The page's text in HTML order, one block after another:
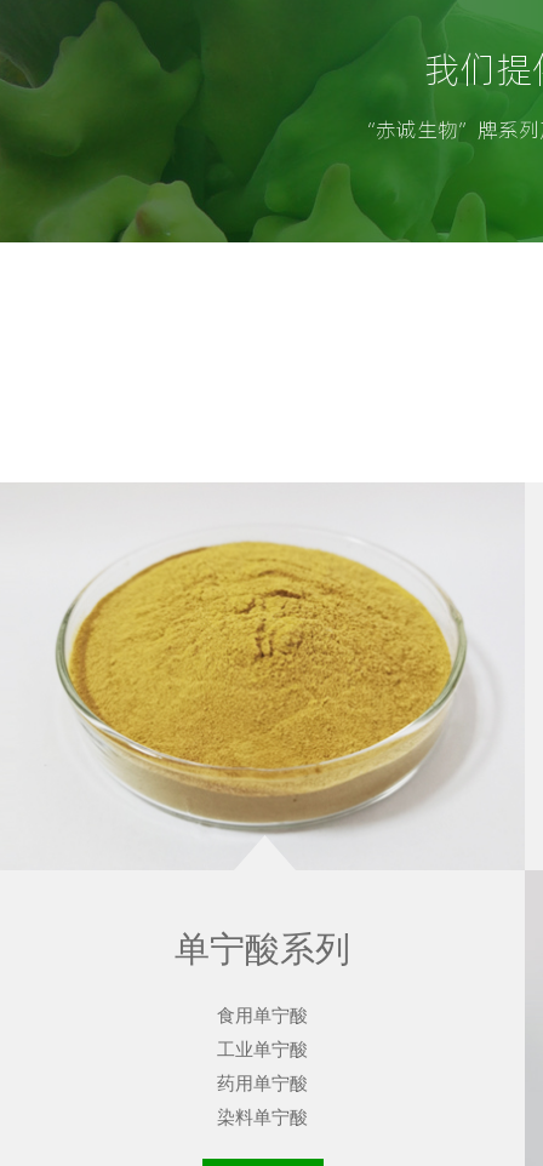
我们
“赤诚生物”牌系
单宁酸系列
食用单宁酸
工业单宁酸
药用单宁酸
染料单宁酸